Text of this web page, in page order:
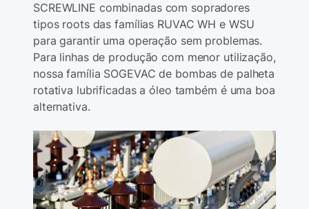
SCREWLINE combinadas com sopradores
tipos roots das famílias RUVAC WH e WSU
para garantir uma operação sem problemas.
Para linhas de produção com menor utilização,
nossa família SOGEVAC de bombas de palheta
rotativa lubrificadas a óleo também é uma boa
alternativa.